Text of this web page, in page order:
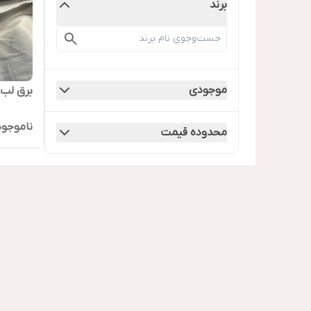
برند
موجودی
محدوده قیمت
برق لب ۶تایی حرارتی